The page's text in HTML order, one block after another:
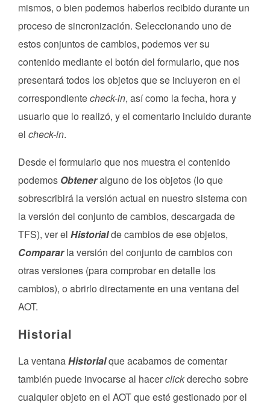
mismos, o bien podemos haberlos recibido durante un
proceso de sincronización. Seleccionando uno de
estos conjuntos de cambios, podemos ver su
contenido mediante el botón del formulario, que nos
presentará todos los objetos que se incluyeron en el
correspondientecheck-in, así como la fecha, hora y
usuario que lo realizó, y el comentario incluido durante
el check-in.
Desde el formulario que nos muestra el contenido
podemos Obteneralguno de los objetos (lo que
sobrescribirá la versión actual en nuestro sistema con
la versión del conjunto de cambios, descargada de
TFS), ver el Historialde cambios de ese objetos,
Compararla versión del conjunto de cambios con
otras versiones (para comprobar en detalle los
cambios), o abrirlo directamente en una ventana del
AOT.
Historial
La ventanaHistorialque acabamos de comentar
también puede invocarse al hacerclickderecho sobre
cualquier objeto en el AOT que esté gestionado por el